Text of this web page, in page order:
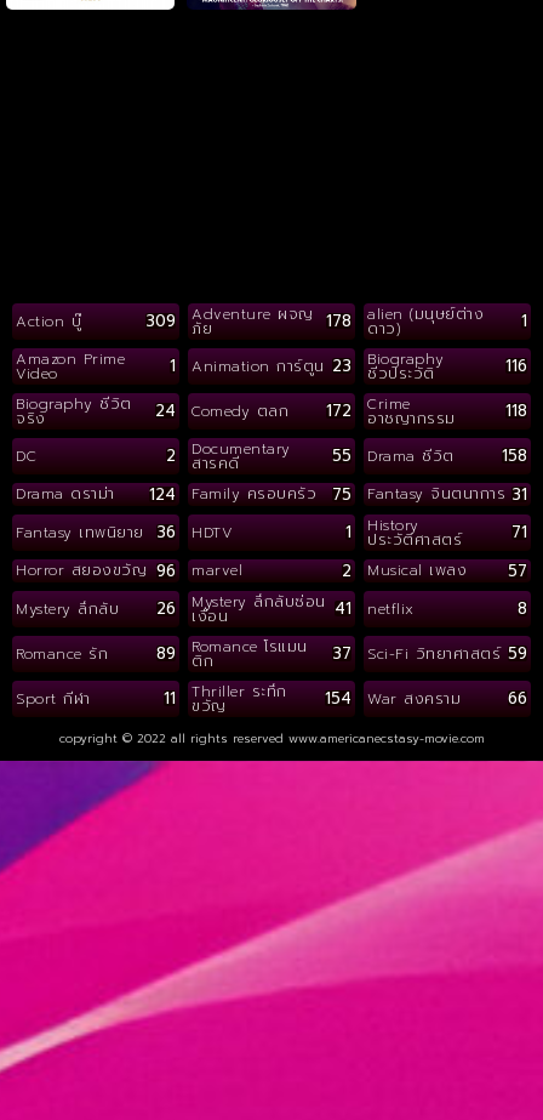
Action บู๊ 309 Adventure ผจญ
ภัย 178 alien (มนุษย์ต่าง
ดาว) 1
Amazon Prime
Video 1 Animation การ์ตูน 23 Biography
ชีวประวัติ 116
Biography ชีวิต
จริง 24 Comedy ตลก 172 Crime
อาชญากรรม 118
DC 2 Documentary
สารคดี 55 Drama ชีวิต 158
Drama ดราม่า 124 Family ครอบครัว 75 Fantasy จินตนาการ 31
Fantasy เทพนิยาย 36 HDTV 1 History
ประวัติศาสตร์ 71
Horror สยองขวัญ 96 marvel 2 Musical เพลง 57
Mystery ลึกลับ 26 Mystery ลึกลับซ่อน
เงื่อน 41 netflix 8
Romance รัก 89 Romance โรแมน
ติก 37 Sci-Fi วิทยาศาสตร์ 59
Sport กีฬา 11 Thriller ระทึก
ขวัญ 154 War สงคราม 66
copyright © 2022 all rights reserved www.americanecstasy-movie.com